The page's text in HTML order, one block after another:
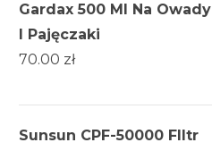
Gardax 500 Ml Na Owady
I Pajęczaki
70.00 zł
Sunsun CPF-50000 FIltr